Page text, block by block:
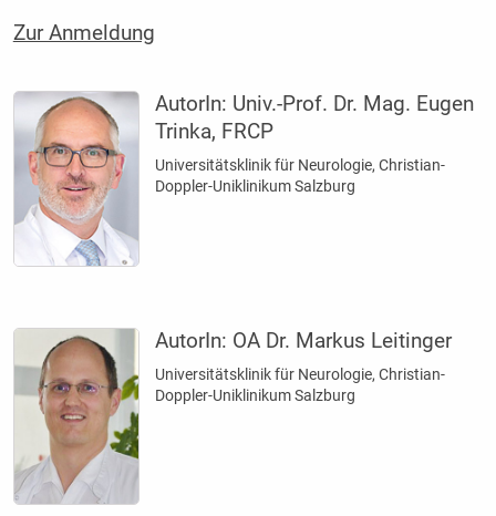
Zur Anmeldung
AutorIn: Univ.-Prof. Dr. Mag. Eugen
Trinka, FRCP
Universitätsklinik für Neurologie, Christian-
Doppler-Uniklinikum Salzburg
AutorIn: OA Dr. Markus Leitinger
Universitätsklinik für Neurologie, Christian-
Doppler-Uniklinikum Salzburg